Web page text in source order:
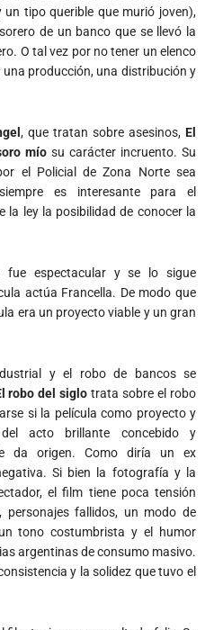
tipo querible que murió joven),
de un banco que se llevó la
O tal vez por no tener un elenco
producción, una distribución y
, que tratan sobre asesinos,El
míosu carácter incruento. Su
el Policial de Zona Norte sea
es interesante para el
la ley la posibilidad de conocer la
espectacular y se lo sigue
actúa Francella. De modo que
era un proyecto viable y un gran
y el robo de bancos se
robo del siglo trata sobre el robo
si la película como proyecto y
acto brillante concebido y
da origen. Como diría un ex
Si bien la fotografía y la
el film tiene poca tensión
personajes fallidos, un modo de
tono costumbrista y el humor
argentinas de consumo masivo.
y la solidez que tuvo el